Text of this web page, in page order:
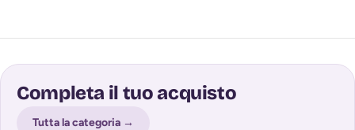
Completa il tuo acquisto
Tutta la categoria →